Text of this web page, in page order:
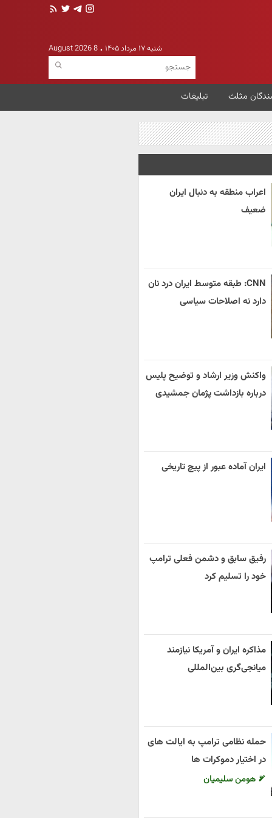
شنبه ۱۷ مرداد ۱۴۰۵ 8 August 2026
مثلث تبلیغات
اعراب منطقه به دنبال ایران
ضعیف
CNN: طبقه متوسط ایران درد نان
دارد نه اصلاحات سیاسی
واکنش وزیر ارشاد و توضیح پلیس
درباره بازداشت پژمان جمشیدی
ایران آماده عبور از پیچ تاریخی
رفیق سابق و دشمن فعلی ترامپ
خود را تسلیم کرد
مذاکره ایران و آمریکا نیازمند
میانجی‌گری بین‌المللی
حمله نظامی ترامپ به ایالت های
در اختیار دموکرات ها
هومن سلیمیان